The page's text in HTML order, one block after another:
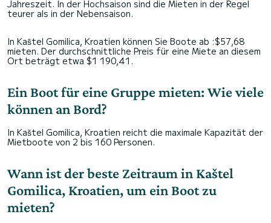
Jahreszeit. In der Hochsaison sind die Mieten in der Regel
teurer als in der Nebensaison.
In Kaštel Gomilica, Kroatien können Sie Boote ab :$57,68
mieten. Der durchschnittliche Preis für eine Miete an diesem
Ort beträgt etwa $1 190,41.
Ein Boot für eine Gruppe mieten: Wie viele
können an Bord?
In Kaštel Gomilica, Kroatien reicht die maximale Kapazität der
Mietboote von 2 bis 160 Personen.
Wann ist der beste Zeitraum in Kaštel
Gomilica, Kroatien, um ein Boot zu
mieten?